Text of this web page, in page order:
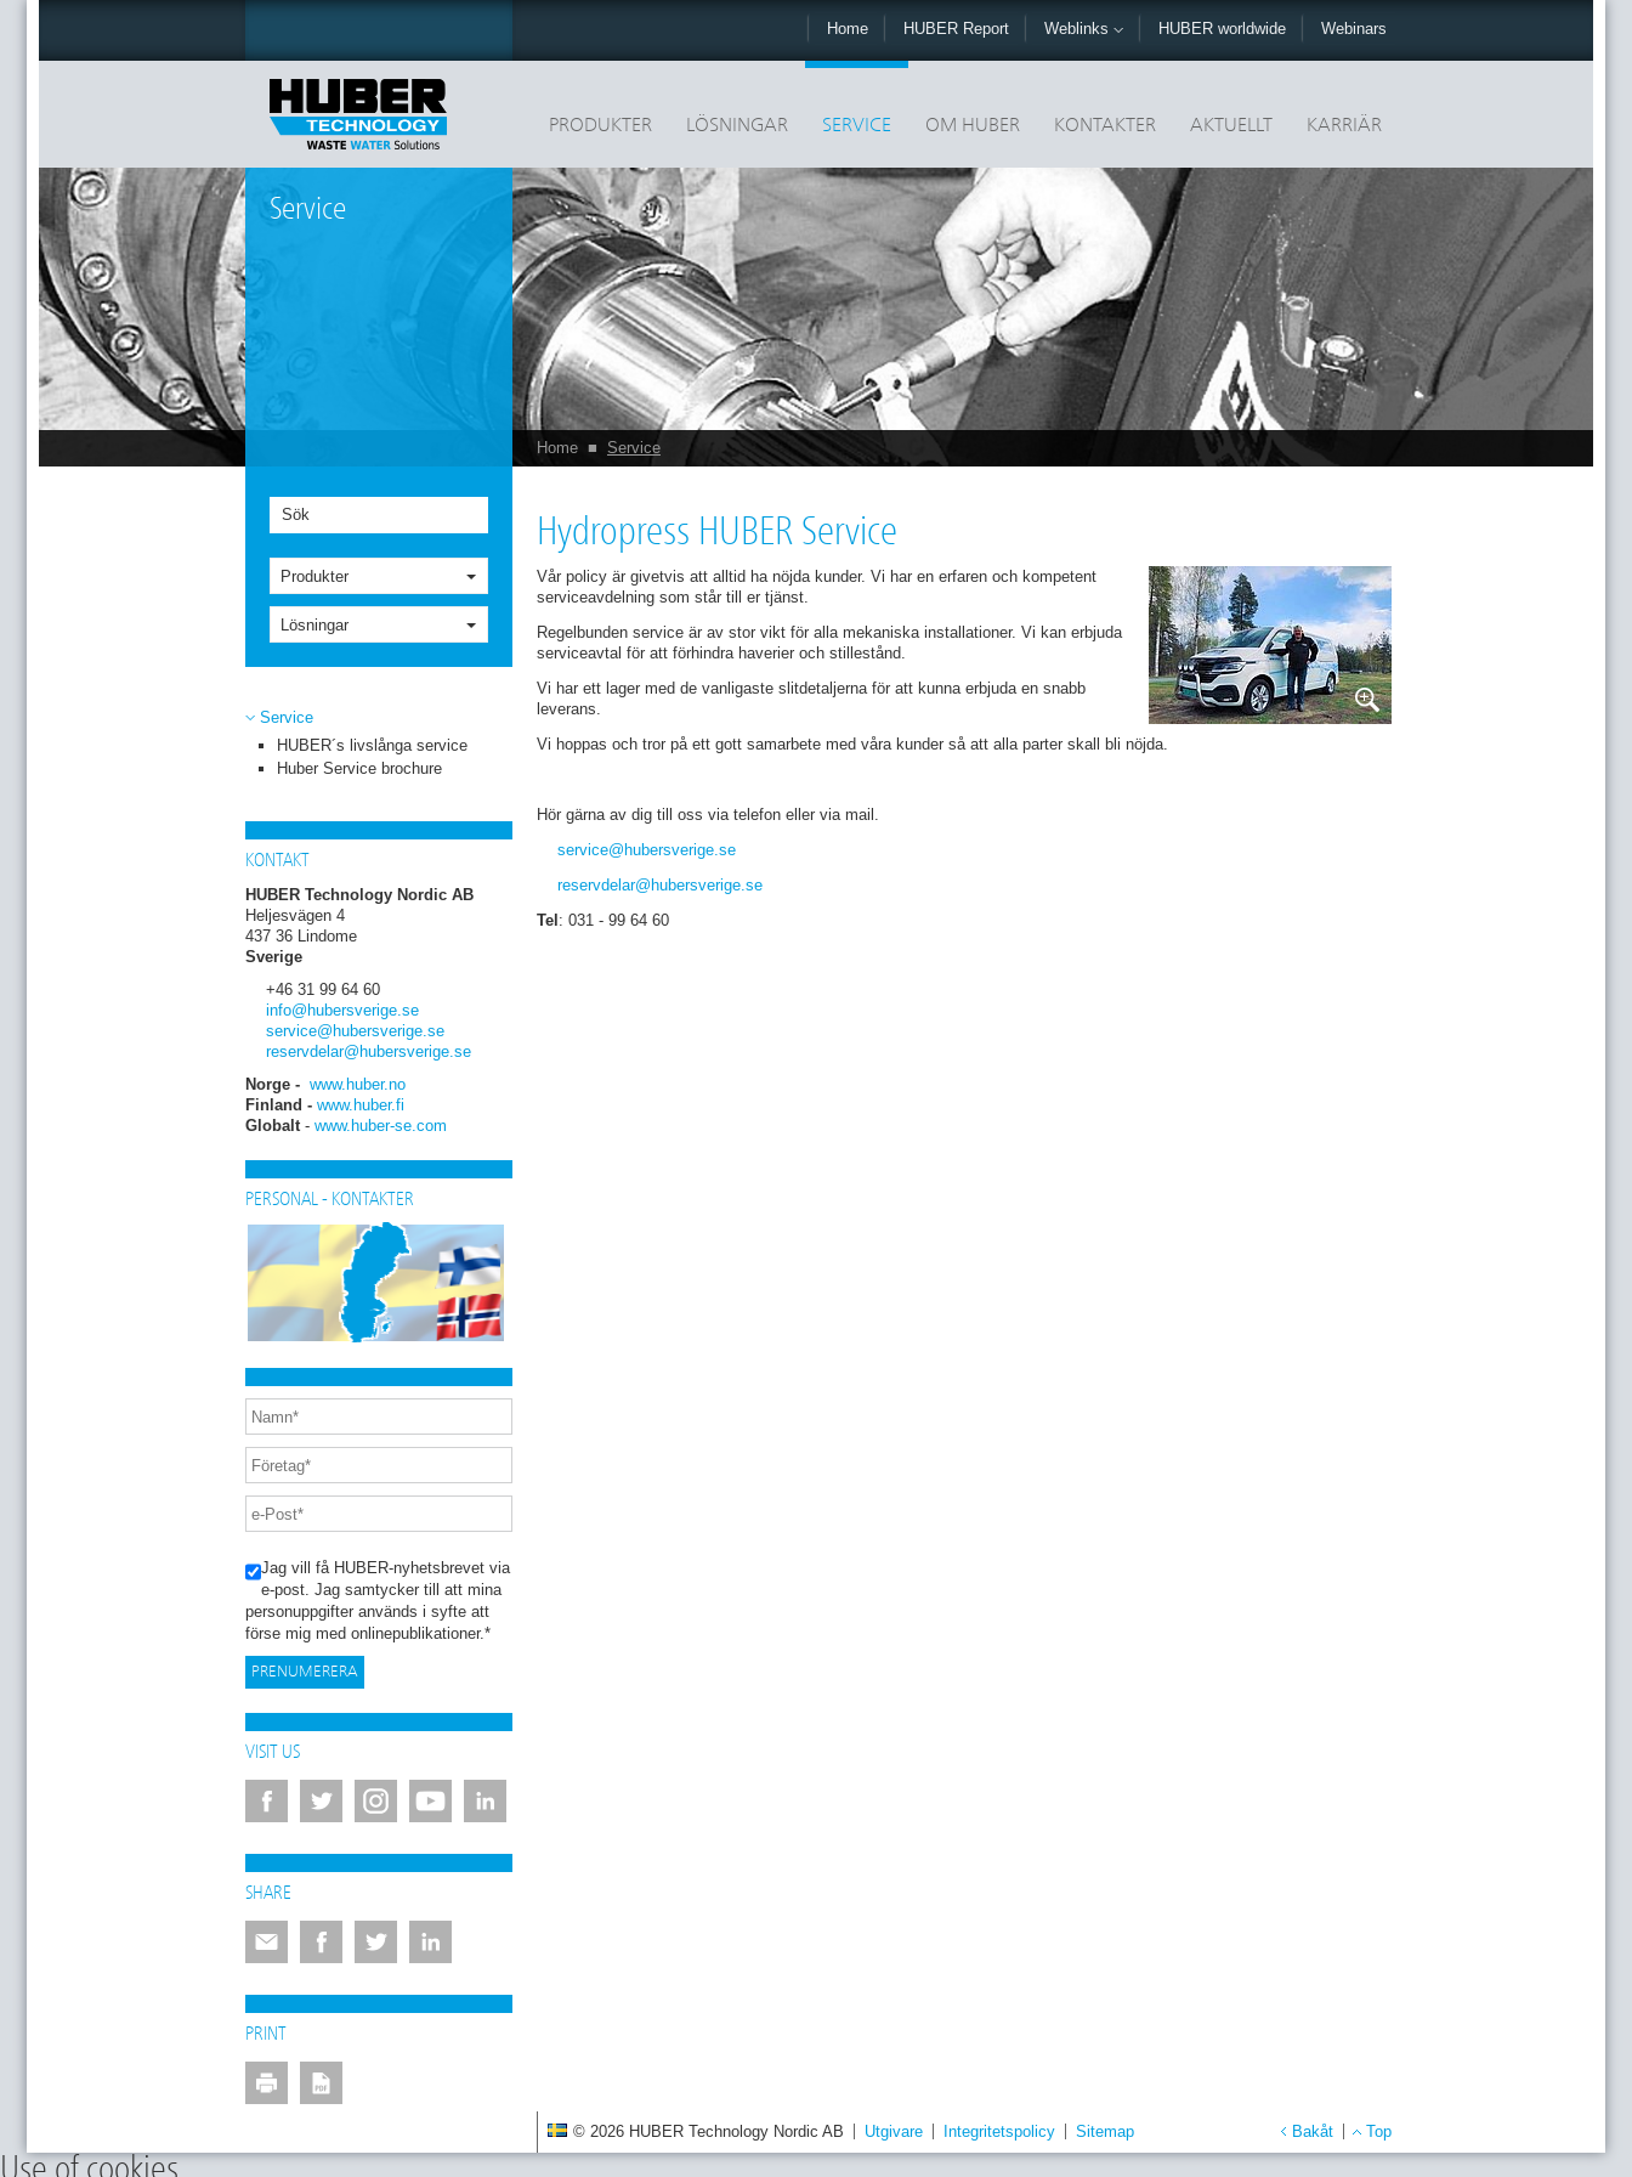
Home HUBER Report Weblinks HUBER worldwide Webinars
PRODUKTER LÖSNINGAR SERVICE OM HUBER KONTAKTER AKTUELLT KARRIÄR
Service
Home ■ Service
Produkter
Lösningar
Service
HUBER´s livslånga service
Huber Service brochure
KONTAKT
HUBER Technology Nordic AB
Heljesvägen 4
437 36 Lindome
Sverige
+46 31 99 64 60
info@hubersverige .se
service@hubersverige .se
reservdelar@hubersverige .se
Norge - www.huber.no
Finland - www.huber.fi
Globalt - www.huber-se.com
PERSONAL - KONTAKTER
Jag vill få HUBER-nyhetsbrevet via
e-post. Jag samtycker till att mina
personuppgifter används i syfte att
förse mig med onlinepublikationer. *
VISIT US
SHARE
PRINT
Hydropress HUBER Service
Vår policy är givetvis att alltid ha nöjda kunder. Vi har en erfaren och kompetent
serviceavdelning som står till er tjänst.
Regelbunden service är av stor vikt för alla mekaniska installationer. Vi kan erbjuda
serviceavtal för att förhindra haverier och stillestånd.
Vi har ett lager med de vanligaste slitdetaljerna för att kunna erbjuda en snabb
leverans.
Vi hoppas och tror på ett gott samarbete med våra kunder så att alla parter skall bli nöjda.
Hör gärna av dig till oss via telefon eller via mail.
service@hubersverige .se
reservdelar@hubersverige .se
Tel: 031 - 99 64 60
© 2026 HUBER Technology Nordic AB Utgivare Integritetspolicy Sitemap Bakåt Top